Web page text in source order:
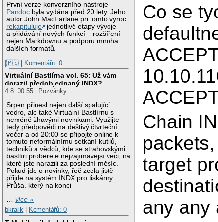
První verze konverzního nástroje
Pandoc byla vydána před 20 lety. Jeho
autor John MacFarlane při tomto výročí
rekapituluje
jednotlivé etapy vývoje
a přidávání nových funkcí – rozšíření
nejen Markdownu a podporu mnoha
dalších formátů.
|🇵🇸 | Komentářů: 0
Virtuální Bastlírna vol. 65: Už vám
dorazil předobjednaný INDX?
4.8. 00:55 | Pozvánky
Srpen přinesl nejen další spalující
vedro, ale také Virtuální Bastlírnu s
neméně žhavými novinkami. Využijte
tedy předpovědi na deštivý čtvrteční
večer a od 20:00 se připojte online k
tomuto neformálnímu setkání kutilů,
techniků a vědců, kde se strahovskými
bastlíři proberete nejzajímavější věci, na
které jste narazili za poslední měsíc.
Pokud jde o novinky, řeč zcela jistě
přijde na systém INDX pro tiskárny
Průša, který na konci
…více »
bkralik
Komentářů: 0
Co se
Chain
target
any any